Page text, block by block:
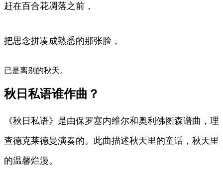
赶在百合花凋落之前，
把思念拼凑成熟悉的那张脸，
已是离别的秋天。
秋日私语谁作曲？
《秋日私语》是由保罗塞内维尔和奥利佛图森谱曲，理
查德克莱德曼演奏的。此曲描述秋天里的童话，秋天里
的温馨烂漫。